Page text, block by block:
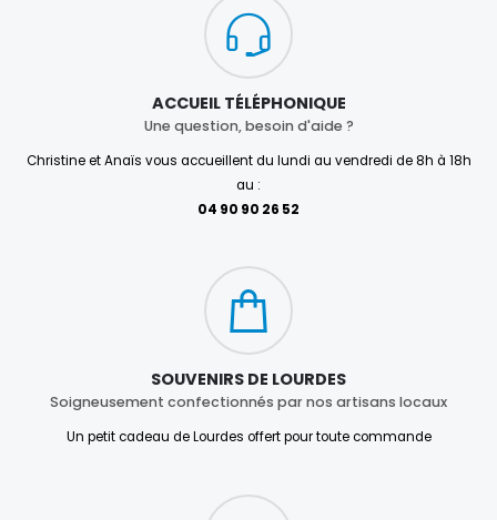
ACCUEIL TÉLÉPHONIQUE
Une question, besoin d'aide ?
Christine et Anaïs vous accueillent du lundi au vendredi de 8h à 18h
au :
04 90 90 26 52
SOUVENIRS DE LOURDES
Soigneusement confectionnés par nos artisans locaux
Un petit cadeau de Lourdes offert pour toute commande